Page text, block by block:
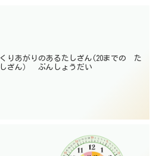
くりあがりのあるたしざん(20までの た
しざん） ぶんしょうだい